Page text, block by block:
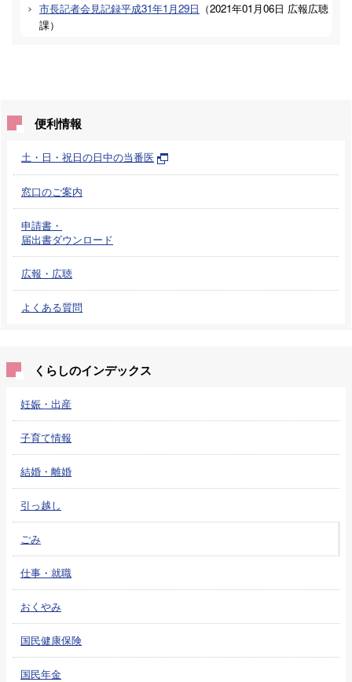
市長記者会見記録平成31年1月29日 （2021年01月06日 広報広聴
課）
便利情報
土・日・祝日の日中の当番医
窓口のご案内
申請書・
届出書ダウンロード
広報・広聴
よくある質問
くらしのインデックス
妊娠・出産
子育て情報
結婚・離婚
引っ越し
ごみ
仕事・就職
おくやみ
国民健康保険
国民年金